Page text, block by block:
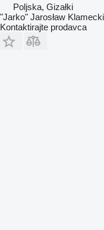
Poljska, Gizałki
"Jarko" Jarosław Klamecki
Kontaktirajte prodavca